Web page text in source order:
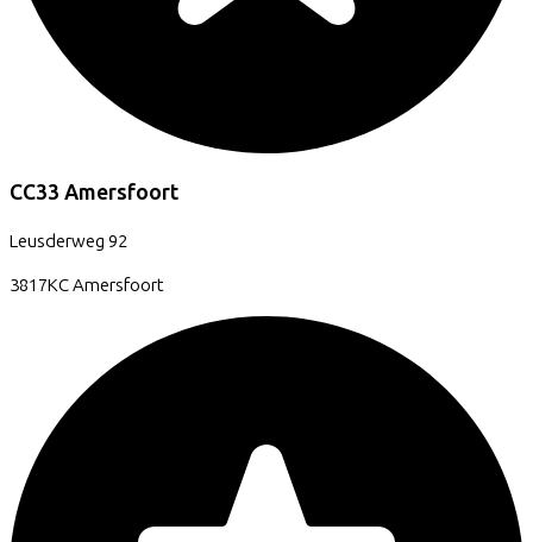
CC33 Amersfoort
Leusderweg 92
3817KCAmersfoort